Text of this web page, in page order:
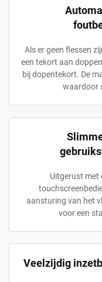
Als er geen flessen
een tekort aan
bij dopentekort. De
waardoor
Uitgerust met
aansturing van het
voor een
Veelzijdig